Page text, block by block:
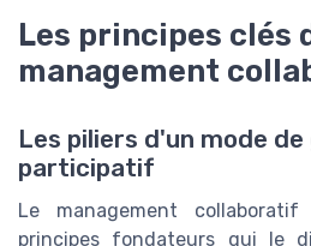
Les principes clés
management
Les piliers d'un mode
participatif
Le management
principes fondateurs qui le